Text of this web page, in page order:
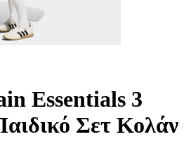
Essentials 3
Σετ Κολάν